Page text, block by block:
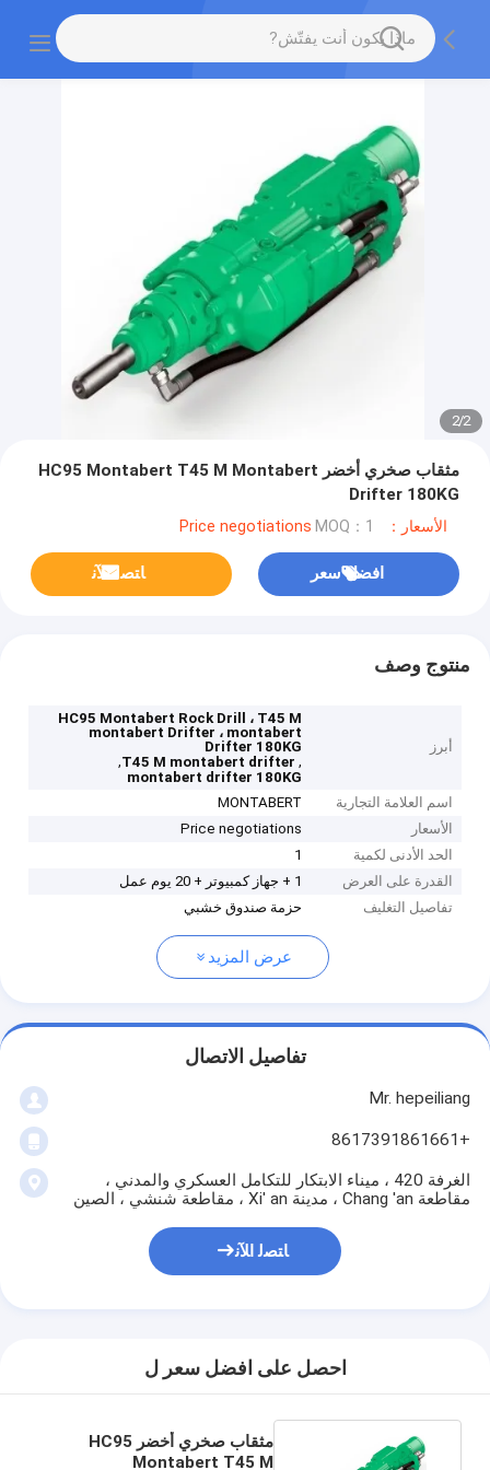
2
/
2
مثقاب صخري أخضر HC95 Montabert T45 M Montabert
Drifter 180KG
الأسعار：Price negotiations MOQ：1
افضل سعر ﺎﺘﺼﻟ ﺍﻶﻧ
منتوج وصف
أبرز
HC95 Montabert Rock Drill ، T45 M
montabert Drifter ، montabert
Drifter 180KG
,
T45 M montabert drifter
,
montabert drifter 180KG
اسم العلامة التجارية
MONTABERT
الأسعار
Price negotiations
الحد الأدنى لكمية
1
القدرة على العرض
1 + جهاز كمبيوتر + 20 يوم عمل
تفاصيل التغليف
حزمة صندوق خشبي
عرض المزيد
تفاصيل الاتصال
Mr. hepeiliang
+8617391861661
الغرفة 420 ، ميناء الابتكار للتكامل العسكري والمدني ،
مقاطعة Chang 'an ، مدينة Xi' an ، مقاطعة شنشي ، الصين
ﺎﺘﺼﻟ ﺍﻶﻧ
احصل على افضل سعر ل
مثقاب صخري أخضر HC95
Montabert T45 M